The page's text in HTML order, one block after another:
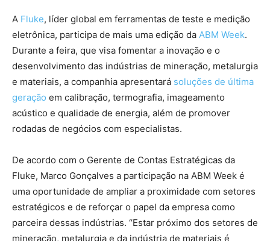
A Fluke, líder global em ferramentas de teste e medição
eletrônica, participa de mais uma edição da ABM Week.
Durante a feira, que visa fomentar a inovação e o
desenvolvimento das indústrias de mineração, metalurgia
e materiais, a companhia apresentará soluções de última
geração em calibração, termografia, imageamento
acústico e qualidade de energia, além de promover
rodadas de negócios com especialistas.
De acordo com o Gerente de Contas Estratégicas da
Fluke, Marco Gonçalves a participação na ABM Week é
uma oportunidade de ampliar a proximidade com setores
estratégicos e de reforçar o papel da empresa como
parceira dessas indústrias. “Estar próximo dos setores de
mineração, metalurgia e da indústria de materiais é